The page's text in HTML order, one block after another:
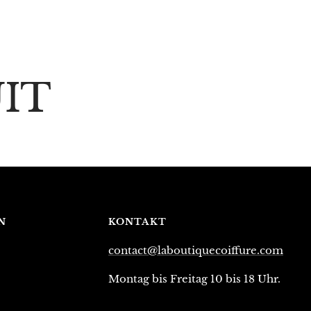
KONTAKT
contact@laboutiquecoiffure.com
Montag bis Freitag 10 bis 18 Uhr.